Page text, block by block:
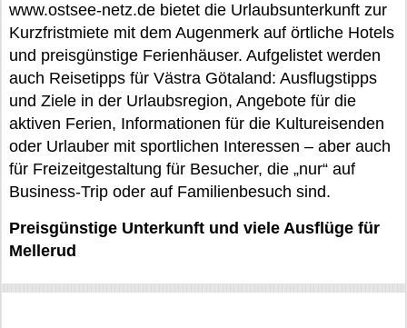
www.ostsee-netz.de bietet die Urlaubsunterkunft zur
Kurzfristmiete mit dem Augenmerk auf örtliche Hotels
und preisgünstige Ferienhäuser. Aufgelistet werden
auch Reisetipps für Västra Götaland: Ausflugstipps
und Ziele in der Urlaubsregion, Angebote für die
aktiven Ferien, Informationen für die Kultureisenden
oder Urlauber mit sportlichen Interessen – aber auch
für Freizeitgestaltung für Besucher, die „nur“ auf
Business-Trip oder auf Familienbesuch sind.
Preisgünstige Unterkunft und viele Ausflüge für
Mellerud